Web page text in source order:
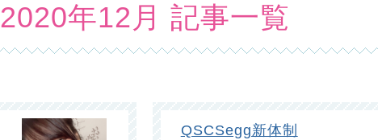
2020年12月 記事一覧
QSCSegg新体制